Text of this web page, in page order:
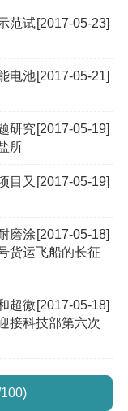
[2017-05-23]
范试
[2017-05-21]
电池
[2017-05-19]
研究
所
[2017-05-19]
目又
[2017-05-18]
磨涂
货运飞船的长征
[2017-05-18]
超微
接科技部第六次